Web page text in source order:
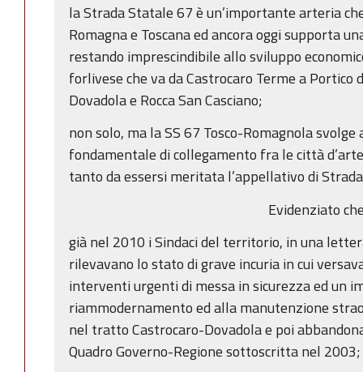
la Strada Statale 67 è un’importante arteria
Romagna e Toscana ed ancora oggi supporta
restando imprescindibile allo sviluppo
forlivese che va da Castrocaro Terme a Portico
Dovadola e Rocca San Casciano;
non solo, ma la SS 67 Tosco-Romagnola svolge
fondamentale di collegamento fra le città
tanto da essersi meritata l’appellativo di
Evidenziato
già nel 2010 i Sindaci del territorio, in una
rilevavano lo stato di grave incuria in cui
interventi urgenti di messa in sicurezza ed un
riammodernamento ed alla manutenzione
nel tratto Castrocaro-Dovadola e poi
Quadro Governo-Regione sottoscritta nel 2003;